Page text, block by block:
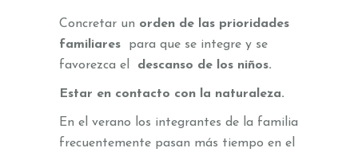
Concretar un orden de las prioridades
familiares para que se integre y se
favorezca el descanso de los niños.
Estar en contacto con la naturaleza.
En el verano los integrantes de la familia
frecuentemente pasan más tiempo en el